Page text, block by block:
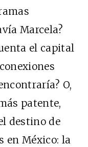
Marcela?
el capital
O,
patente,
destino de
en México: la